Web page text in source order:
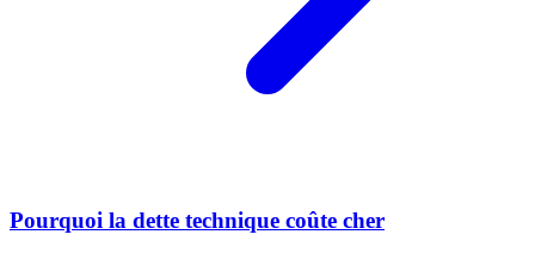
Pourquoi la dette technique coûte cher